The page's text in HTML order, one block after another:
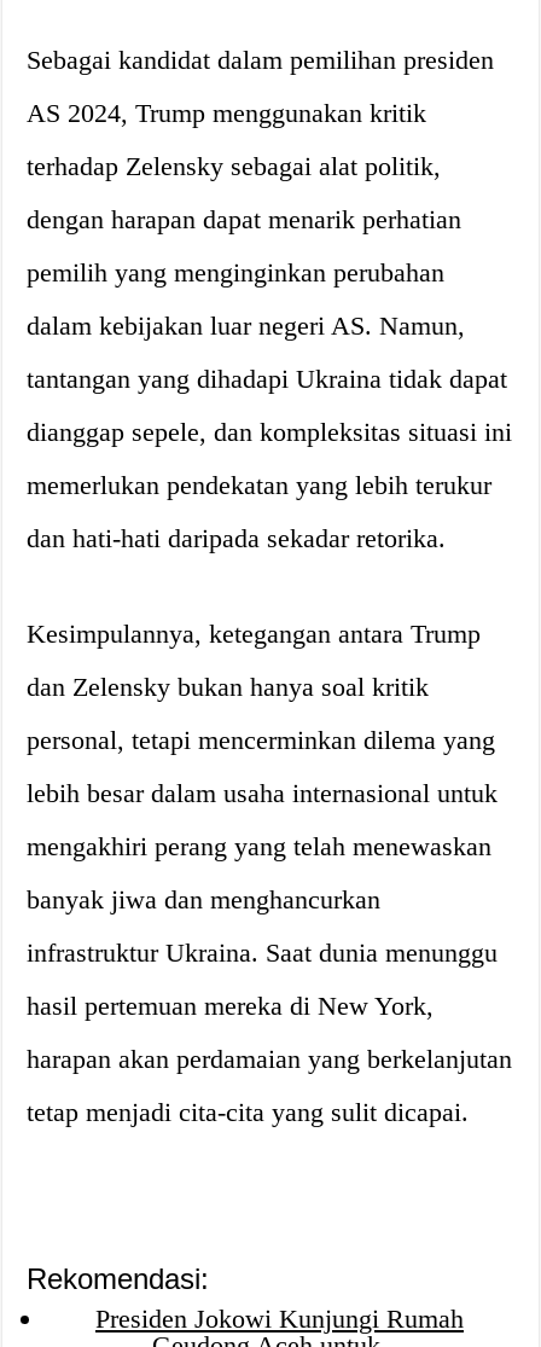
Sebagai kandidat dalam pemilihan presiden
AS 2024, Trump menggunakan kritik
terhadap Zelensky sebagai alat politik,
dengan harapan dapat menarik perhatian
pemilih yang menginginkan perubahan
dalam kebijakan luar negeri AS. Namun,
tantangan yang dihadapi Ukraina tidak dapat
dianggap sepele, dan kompleksitas situasi ini
memerlukan pendekatan yang lebih terukur
dan hati-hati daripada sekadar retorika.
Kesimpulannya, ketegangan antara Trump
dan Zelensky bukan hanya soal kritik
personal, tetapi mencerminkan dilema yang
lebih besar dalam usaha internasional untuk
mengakhiri perang yang telah menewaskan
banyak jiwa dan menghancurkan
infrastruktur Ukraina. Saat dunia menunggu
hasil pertemuan mereka di New York,
harapan akan perdamaian yang berkelanjutan
tetap menjadi cita-cita yang sulit dicapai.
Rekomendasi:
Presiden Jokowi Kunjungi Rumah